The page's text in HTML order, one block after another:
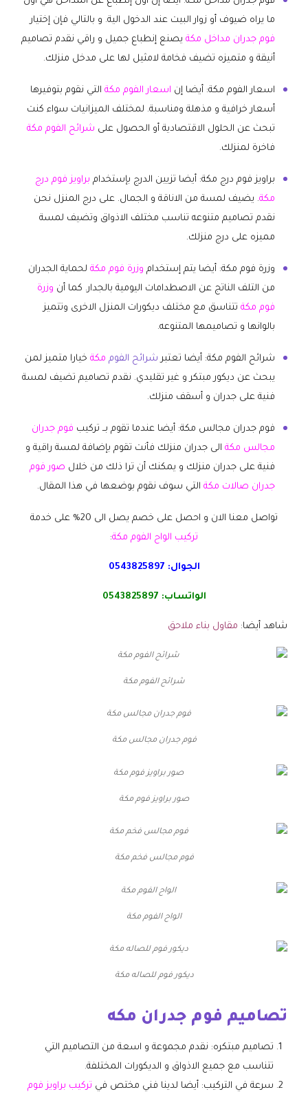
ما يراه ضيوف أو زوار البيت عند الدخول الية. و بالتالي فإن إختيار
فوم جدران مداخل مكة يصنع إنطباع جميل و راقي نقدم تصاميم
أنيقة و متميزه تضيف فخامة لامثيل لها على مدخل منزلك.
اسعار الفوم مكة: أيضا إن اسعار الفوم مكة التي نقوم بتوفيرها
أسعار خرافية و مذهلة ومناسبة. لمختلف الميزانيات سواء كنت
تبحث عن الحلول الاقتصادية أو الحصول على شرائح الفوم مكة
فاخرة لمنزلك.
براويز فوم درج مكة: أيضا تزيين الدرج بإستخدام براويز فوم درج
مكة. يضيف لمسة من الاناقة و الجمال. على درج المنزل نحن
نقدم تصاميم متنوعه تناسب مختلف الاذواق وتضيف لمسة
مميزه على درج منزلك.
وزرة فوم مكة: أيضا يتم إستخدام وزرة فوم مكة لحماية الجدران
من التلف الناتج عن الاصطدامات اليومية بالجدار. كما أن وزرة
فوم مكة تتناسق مع مختلف ديكورات المنزل الاخرى وتتميز
بالوانها و تصاميمها المتنوعه.
شرائح الفوم مكة: أيضا تعتبر شرائح الفوم مكة خيارا متميز لمن
يبحث عن ديكور مبتكر و غير تقليدي. نقدم تصاميم تضيف لمسة
فنية على جدران و أسقف منزلك.
فوم جدران مجالس مكة: أيضا عندما تقوم بــ تركيب فوم جدران
مجالس مكة الى جدران منزلك فأنت تقوم بإضافة لمسة راقية و
فنية على جدران منزلك و يمكنك أن ترا ذلك من خلال صور فوم
جدران صالات مكة التي سوف نقوم بوضعها في هذا المقال.
تواصل معنا الان و احصل على خصم يصل الى 20% على خدمة
تركيب الواح الفوم مكة:
الجوال: 0543825897
الواتساب: 0543825897
شاهد أيضا: مقاول بناء ملاحق
شرائح الفوم مكة
فوم جدران مجالس مكة
صور براويز فوم مكة
فوم مجالس فخم مكة
الواح الفوم مكة
ديكور فوم للصاله مكة
تصاميم فوم جدران مكه
تصاميم مبتكره: نقدم مجموعة و اسعة من التصاميم التي
تتناسب مع جميع الاذواق و الديكورات المختلفة.
سرعة في التركيب: أيضا لدينا فني مختص في تركيب براويز فوم